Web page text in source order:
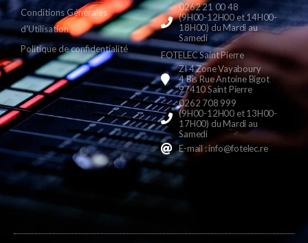
Conditions Générales
d'Utilisation
Politique de confidentialité
0262 21 00 48
(9H00-12H00 et 14H00-
18H00) du Mardi au
Samedi
FOTELEC Saint Pierre
ZI 4 Zone Vayaboury
4 Bis Rue Antoine Bigot
97410 Saint Pierre
0262 708 999
(9H00-12H00 et 13H00-
17H00) du Mardi au
Samedi
E-mail : info@fotelec.re